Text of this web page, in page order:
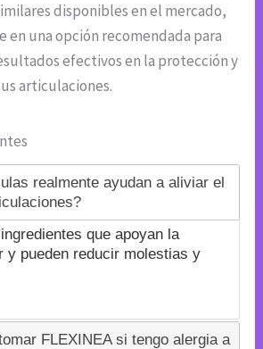
disponibles en el mercado,
en una opción recomendada para
efectivos en la protección y
articulaciones.
realmente ayudan a aliviar el
que apoyan la
y pueden reducir molestias y
FLEXINEA si tengo alergia a